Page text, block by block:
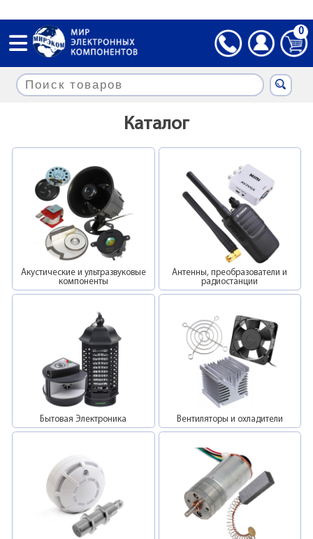
0
Каталог
Акустические и ультразвуковые
компоненты
Антенны, преобразователи и
радиостанции
Бытовая Электроника Вентиляторы и охладители